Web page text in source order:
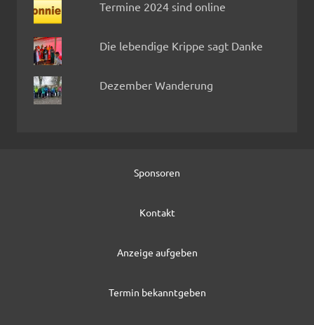
Termine 2024 sind online
Die lebendige Krippe sagt Danke
Dezember Wanderung
Sponsoren
Kontakt
Anzeige aufgeben
Termin bekanntgeben